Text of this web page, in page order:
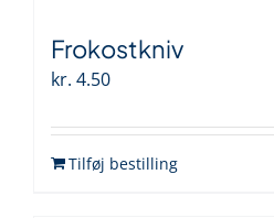
Frokostkniv
kr. 4.50
Tilføj bestilling